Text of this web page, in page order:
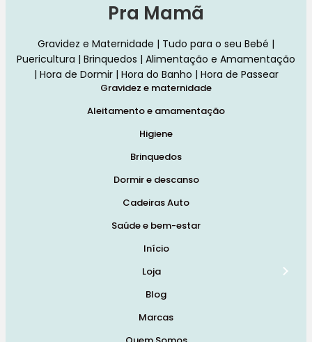
Pra Mamã
Gravidez e Maternidade | Tudo para o seu Bebé |
Puericultura | Brinquedos | Alimentação e Amamentação
| Hora de Dormir | Hora do Banho | Hora de Passear
Gravidez e maternidade
Aleitamento e amamentação
Higiene
Brinquedos
Dormir e descanso
Cadeiras Auto
Saúde e bem-estar
Início
Loja
Blog
Marcas